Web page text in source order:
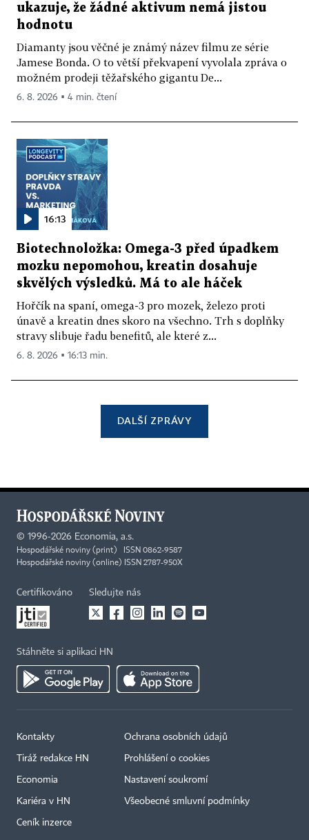
ukazuje, že žádné aktivum nemá jistou
hodnotu
Diamanty jsou věčné je známý název filmu ze série
Jamese Bonda. O to větší překvapení vyvolala zpráva o
možném prodeji těžařského gigantu De...
6. 8. 2026 ▪ 4 min. čtení
16:13
Biotechnoložka: Omega-3 před úpadkem
mozku nepomohou, kreatin dosahuje
skvělých výsledků. Má to ale háček
Hořčík na spaní, omega-3 pro mozek, železo proti
únavě a kreatin dnes skoro na všechno. Trh s doplňky
stravy slibuje řadu benefitů, ale které z...
6. 8. 2026 ▪ 16:13 min.
DALŠÍ ZPRÁVY
© 1996-2026 Economia, a.s.
Hospodářské noviny (print) ISSN 0862-9587
Hospodářské noviny (online) ISSN 2787-950X
Certifikováno Sledujte nás
Stáhněte si aplikaci HN
Kontakty
Tiráž redakce HN
Economia
Kariéra v HN
Ceník inzerce
Ochrana osobních údajů
Prohlášení o cookies
Nastavení soukromí
Všeobecné smluvní podmínky